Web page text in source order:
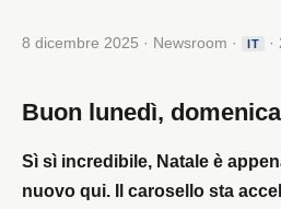
8 dicembre 2025 · Newsroom · IT ·
Buon lunedì,
Sì sì incredibile, Natale è
nuovo qui. Il carosello sta